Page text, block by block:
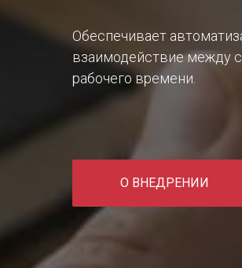
Обеспечивает
взаимодействие между
рабочего времени.
О ВНЕДРЕНИИ